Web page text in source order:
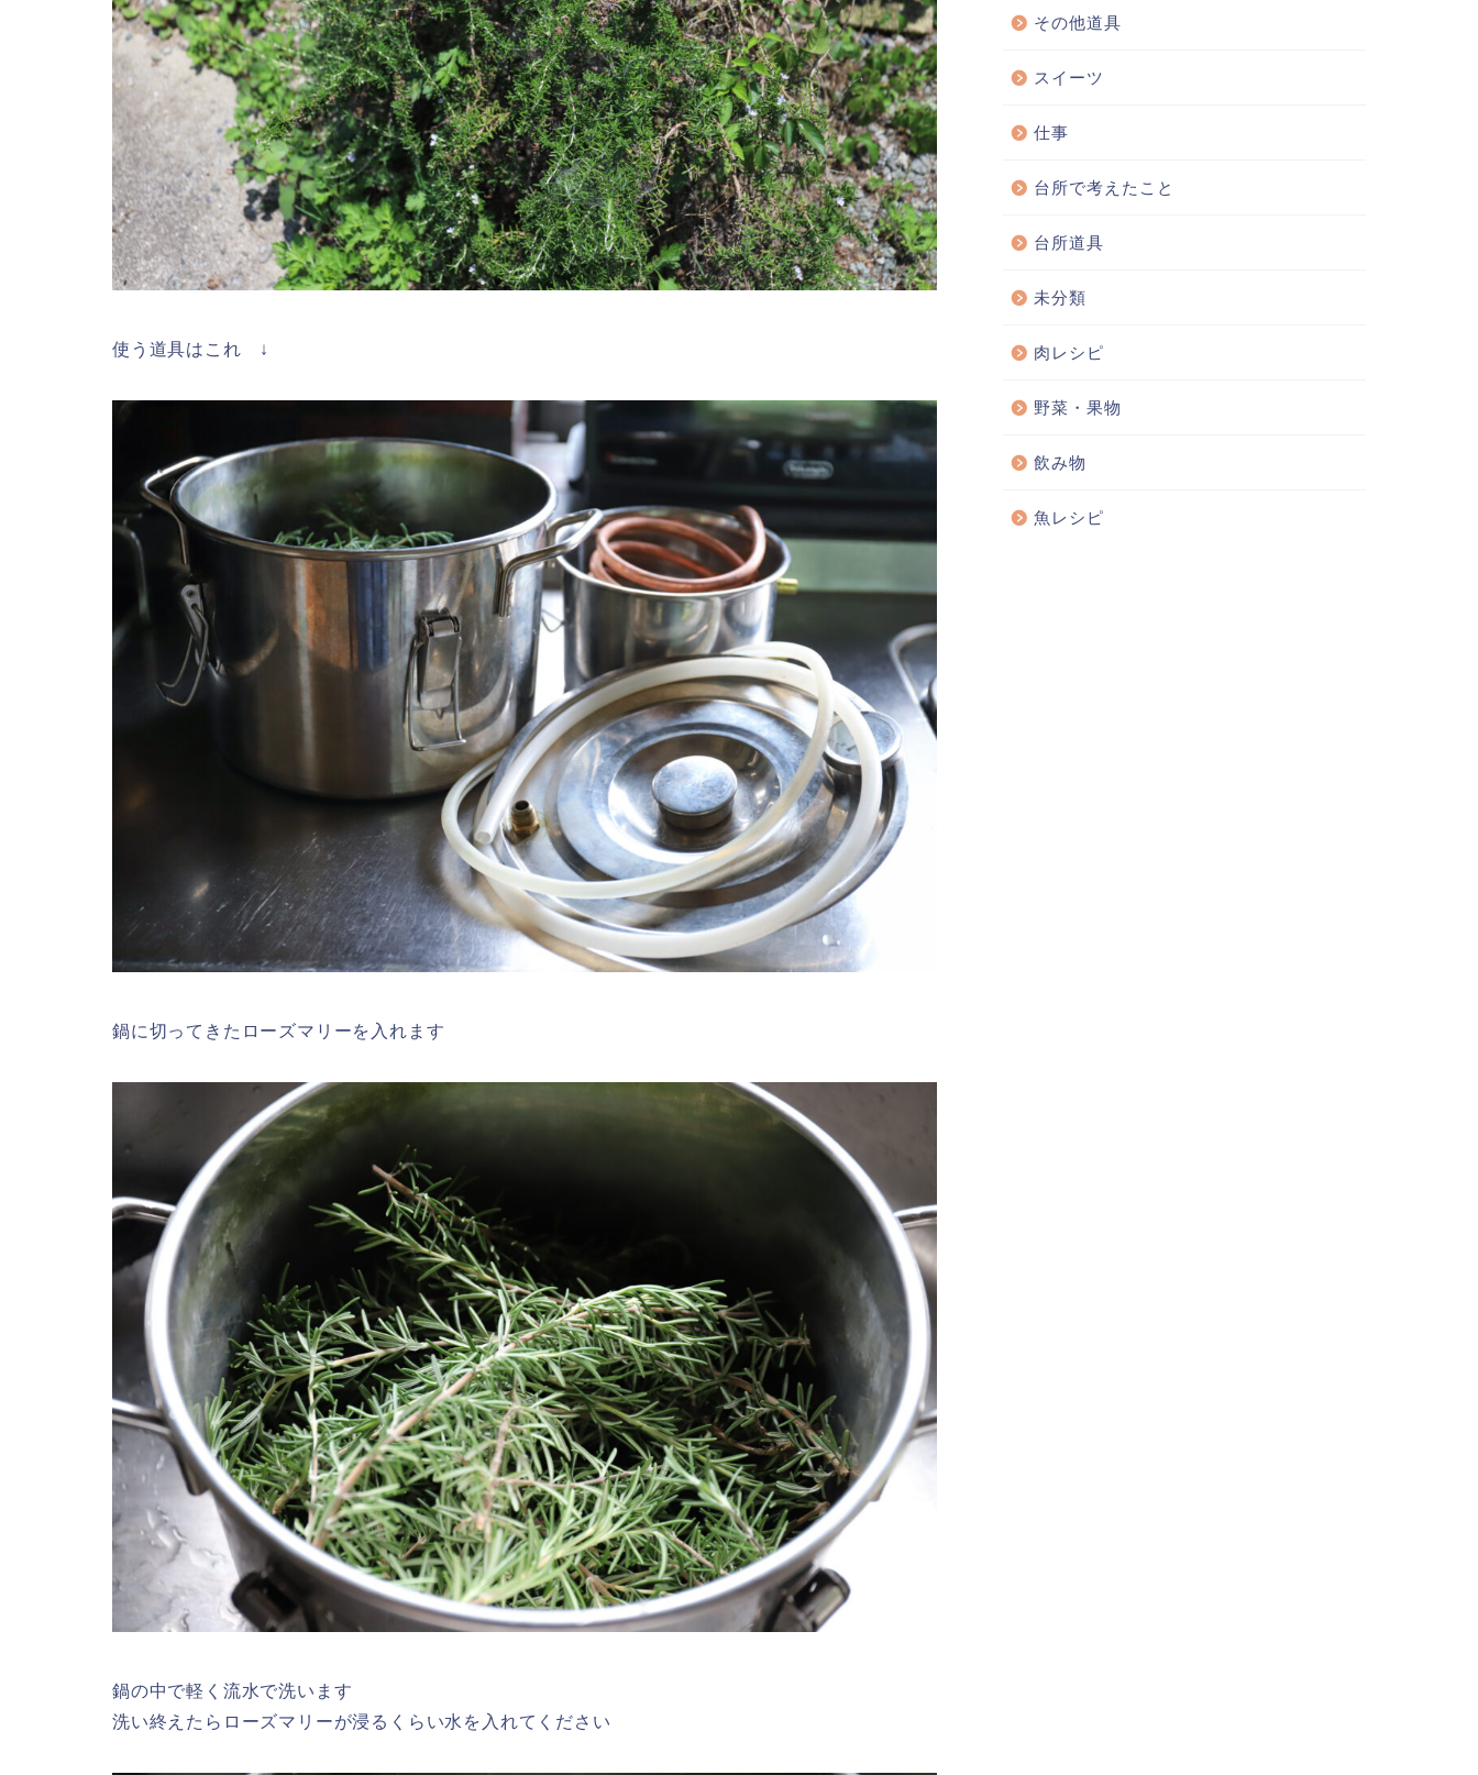
使う道具はこれ ↓
鍋に切ってきたローズマリーを入れます
鍋の中で軽く流水で洗います
洗い終えたらローズマリーが浸るくらい水を入れてください
その他道具
スイーツ
仕事
台所で考えたこと
台所道具
未分類
肉レシピ
野菜・果物
飲み物
魚レシピ